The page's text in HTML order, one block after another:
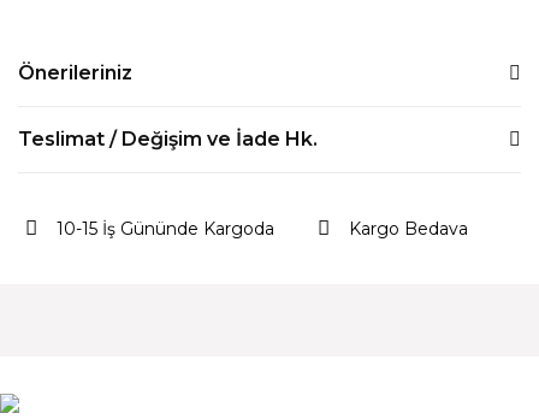
Önerileriniz
konularda yetersiz gördüğünüz noktaları öneri formunu
Görüş ve önerileriniz için teşekkür ederiz.
Teslimat / Değişim ve İade Hk.
özellik gram ve karatında (+/-) %10 farklılık olabilir.
10-15 İş Gününde Kargoda Kargo Bedava